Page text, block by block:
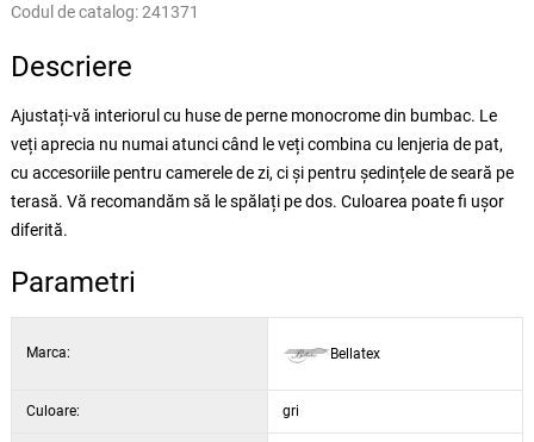
Codul de catalog:241371
Descriere
Ajustați-vă interiorul cu huse de perne monocrome din bumbac. Le
veți aprecia nu numai atunci când le veți combina cu lenjeria de pat,
cu accesoriile pentru camerele de zi, ci și pentru ședințele de seară pe
terasă. Vă recomandăm să le spălați pe dos. Culoarea poate fi ușor
diferită.
Parametri
Marca: Bellatex
Culoare: gri